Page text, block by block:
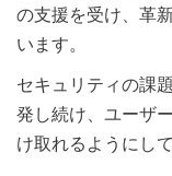
の支援を受け、革
セキュリティの課
発し続け、ユーザ